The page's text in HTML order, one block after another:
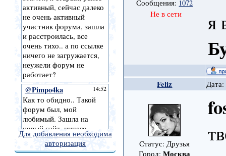
Для добавления необходима
авторизация
Сообщения: 1072
Не в сети
я
Feliz
Статус: Друзья
Город: